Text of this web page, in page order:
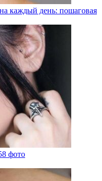
каждый день: пошаговая
фото